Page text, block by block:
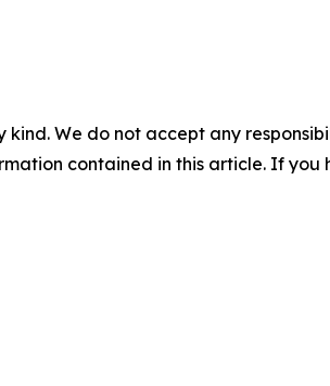
We do not accept any
contained in this article. If you